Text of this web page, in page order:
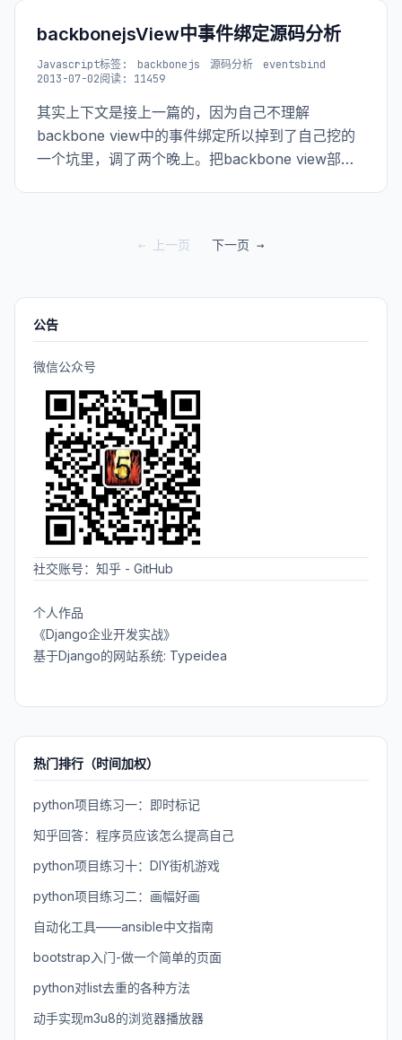
backbonejsView中事件绑定源码分析
Javascript标签: backbonejs 源码分析
eventsbind
2013-07-02阅读: 11459
其实上下文是接上一篇的，因为自己不理解
backbone view中的事件绑定所以掉到了自己挖的
一个坑里，调了两个晚上。把backbone view部分
← 上一页 下一页 →
公告
微信公众号
社交账号： 知乎 - GitHub
个人作品
《Django企业开发实战》
基于Django的网站系统: Typeidea
热门排行（时间加权）
python项目练习一：即时标记
知乎回答：程序员应该怎么提高自己
python项目练习十：DIY街机游戏
python项目练习二：画幅好画
自动化工具——ansible中文指南
bootstrap入门-做一个简单的页面
python对list去重的各种方法
动手实现m3u8的浏览器播放器